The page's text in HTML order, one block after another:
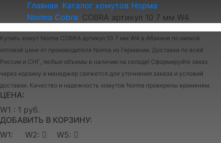
Главная Каталог хомутов Норма
Norma Cobra COBRA артикул 10 7 мм W4
Купить хомут Norma COBRA артикул 10 7 мм W4 в Абакане по низкой
оптовой цене от производителя Norma из Германии. Доставка по всей
России и СНГ, любые объемы в наличии на складе! Сформируйте заказ
через корзину и менеджер свяжется для уточнения заказа и условий
доставки. Качество и надежность хомутов Norma проверены временем.
ЦЕНА:
W1 : 1 руб.
ДОБАВИТЬ В КОРЗИНУ:
W1:
W2: W5: